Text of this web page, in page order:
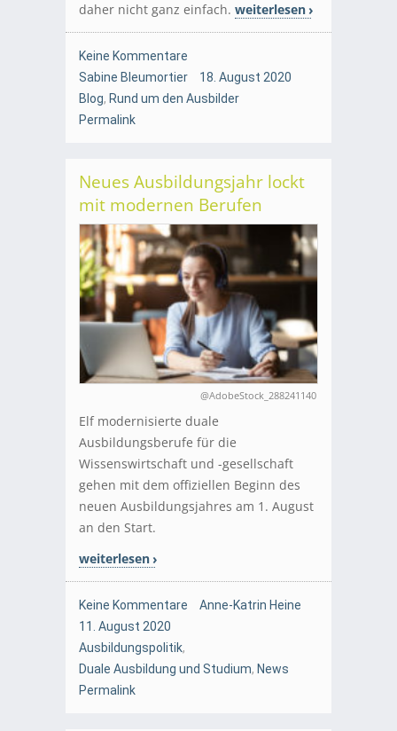
daher nicht ganz einfach. weiterlesen
Keine Kommentare
Sabine Bleumortier
18. August 2020
Blog, Rund um den Ausbilder
Permalink
Neues Ausbildungsjahr lockt
mit modernen Berufen
@AdobeStock_288241140
Elf modernisierte duale
Ausbildungsberufe für die
Wissenswirtschaft und -gesellschaft
gehen mit dem offiziellen Beginn des
neuen Ausbildungsjahres am 1. August
an den Start.
weiterlesen
Keine Kommentare
Anne-Katrin Heine
11. August 2020
Ausbildungspolitik,
Duale Ausbildung und Studium, News
Permalink